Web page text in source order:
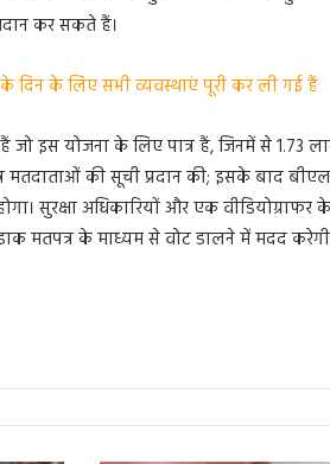
कर सकते हैं।
के लिए सभी व्यवस्थाएं पूरी कर ली गई हैं
इस योजना के लिए पात्र हैं, जिनमें से 1.73
मतदाताओं की सूची प्रदान की; इसके बाद
सुरक्षा अधिकारियों और एक वीडियोग्राफर
मतपत्र के माध्यम से वोट डालने में मदद